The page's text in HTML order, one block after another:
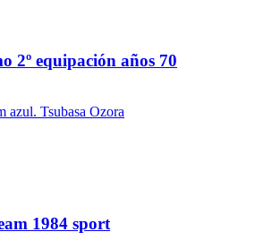
2º equipación años 70
1984 sport